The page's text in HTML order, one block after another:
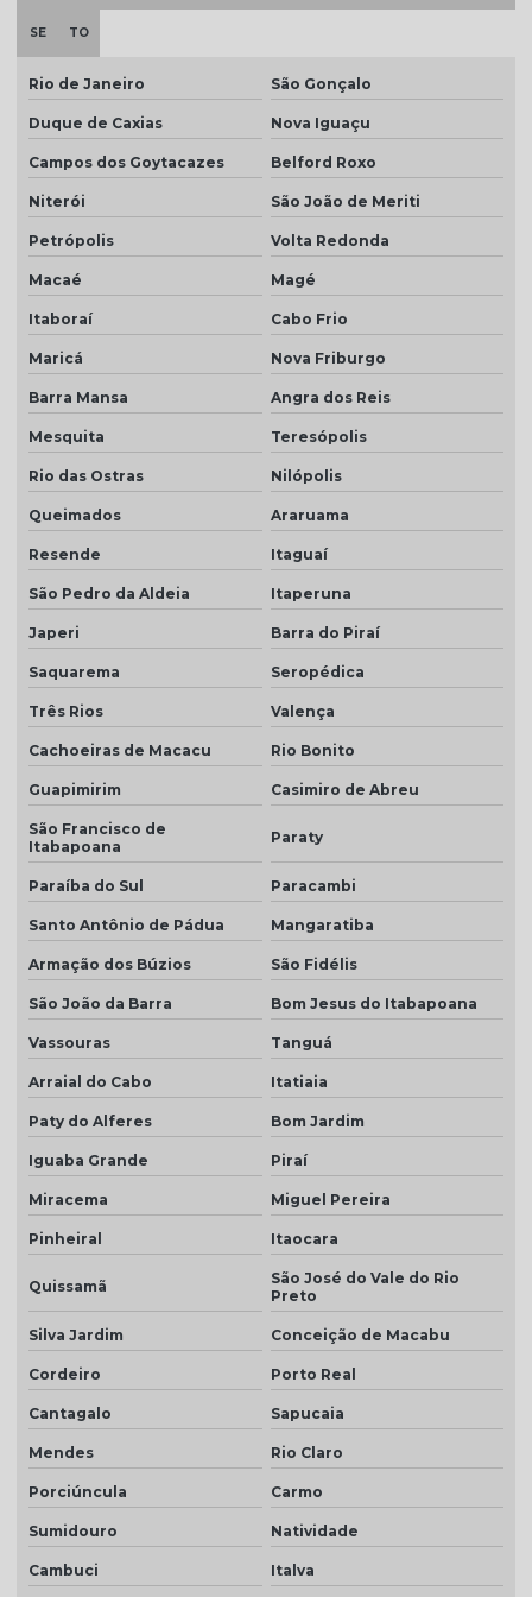
Telha colonial esmaltada branca
Telha colonial esmaltada cinza
Telha colonial esmaltada dupla face
Telha colonial esmaltada preço
Telha colonial marfim
Telha colonial natural
Telha colonial resinada
Telha colonial resinada preço
Telha colonial resinada valor
Telha concreto cinza perola
Telha concreto colorida
Telha de concreto esmaltada
Telha de concreto grafite
Telha de concreto pintada
Telha de concreto preço
Telha de concreto preço m2
Telha de concreto valor
Telha para construção civil
Telha dupla americana
Telha dupla colonial
Telha dupla face esmaltada
Telha dupla portuguesa
Telha dupla preço
Telha dupla romana
Telha grafite
Telha grafite esmaltada
Telha hidrofugada
Telha marfim
Telha marfim preço
SE TO
Rio de Janeiro São Gonçalo
Duque de Caxias Nova Iguaçu
Campos dos Goytacazes Belford Roxo
Niterói São João de Meriti
Petrópolis Volta Redonda
Macaé Magé
Itaboraí Cabo Frio
Maricá Nova Friburgo
Barra Mansa Angra dos Reis
Mesquita Teresópolis
Rio das Ostras Nilópolis
Queimados Araruama
Resende Itaguaí
São Pedro da Aldeia Itaperuna
Japeri Barra do Piraí
Saquarema Seropédica
Três Rios Valença
Cachoeiras de Macacu Rio Bonito
Guapimirim Casimiro de Abreu
São Francisco de
Itabapoana
Paraty
Paraíba do Sul Paracambi
Santo Antônio de Pádua Mangaratiba
Armação dos Búzios São Fidélis
São João da Barra Bom Jesus do Itabapoana
Vassouras Tanguá
Arraial do Cabo Itatiaia
Paty do Alferes Bom Jardim
Iguaba Grande Piraí
Miracema Miguel Pereira
Pinheiral Itaocara
Quissamã
São José do Vale do Rio
Preto
Silva Jardim Conceição de Macabu
Cordeiro Porto Real
Cantagalo Sapucaia
Mendes Rio Claro
Porciúncula Carmo
Sumidouro Natividade
Cambuci Italva